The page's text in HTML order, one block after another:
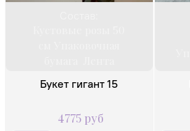
Букет гигант 15
4775 руб